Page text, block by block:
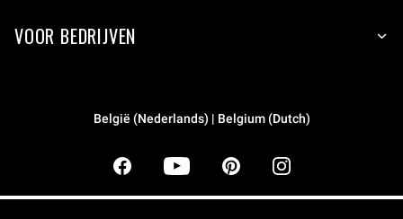
VOOR BEDRIJVEN
België (Nederlands) | Belgium (Dutch)